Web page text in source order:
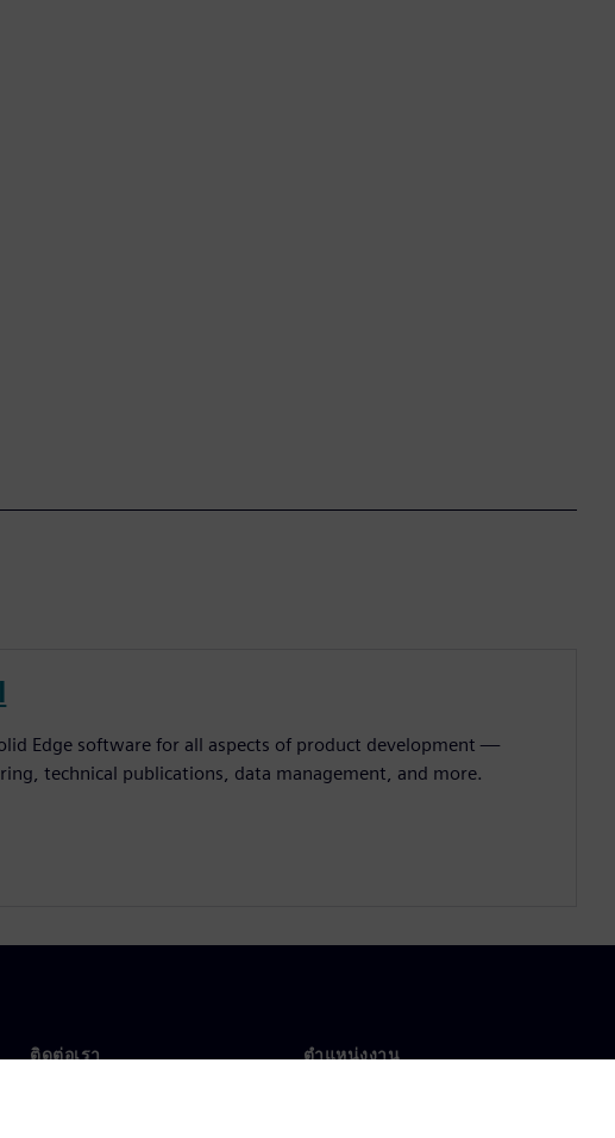
Edge software for all aspects of product development —
technical publications, data management, and more.
ติดต่อเรา ตำแหน่งงาน